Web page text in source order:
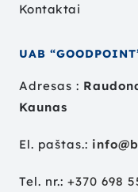
Kontaktai
UAB
Adresas :
Kaunas
El. paštas.:
Tel. nr.: +370 698